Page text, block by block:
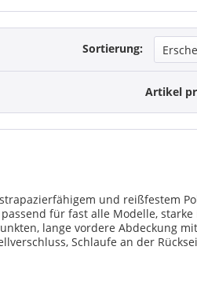
Sortierung:
Artikel
und reißfestem
für fast alle Modelle,
lange vordere Abdeckung mit
Schlaufe an der